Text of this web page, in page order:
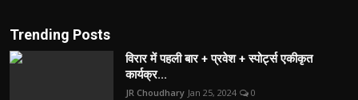
Trending Posts
विरार में पहली बार + प्रवेश + स्पोर्ट्स एकीकृत
कार्यक्र...
JR Choudhary Jan 25, 2024 0